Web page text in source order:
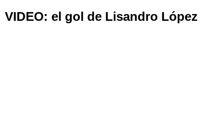
VIDEO: el gol de Lisandro López